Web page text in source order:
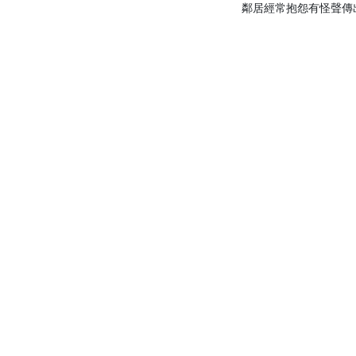
鄰居經常抱怨有怪聲傳